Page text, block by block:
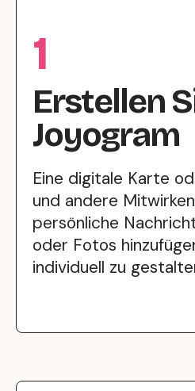
1
Erstellen
Joyogram
Eine digitale Karte
und andere
persönliche
oder Fotos
individuell zu